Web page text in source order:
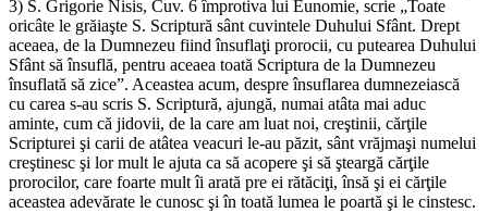
3) S. Grigorie Nisis, Cuv. 6 împrotiva lui Eunomie, scrie „Toate
oricâte le grăiaşte S. Scriptură sânt cuvintele Duhului Sfânt. Drept
aceaea, de la Dumnezeu fiind însuflaţi prorocii, cu putearea Duhului
Sfânt să însuflă, pentru aceaea toată Scriptura de la Dumnezeu
însuflată să zice”. Aceastea acum, despre însuflarea dumnezeiască
cu carea s-au scris S. Scriptură, ajungă, numai atâta mai aduc
aminte, cum că jidovii, de la care am luat noi, creştinii, cărţile
Scripturei şi carii de atâtea veacuri le-au păzit, sânt vrăjmaşi numelui
creştinesc şi lor mult le ajuta ca să acopere şi să şteargă cărţile
prorocilor, care foarte mult îi arată pre ei rătăciţi, însă şi ei cărţile
aceastea adevărate le cunosc şi în toată lumea le poartă şi le cinstesc.